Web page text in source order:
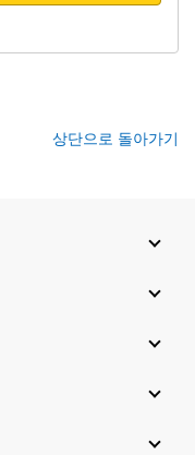
상단으로 돌아가기